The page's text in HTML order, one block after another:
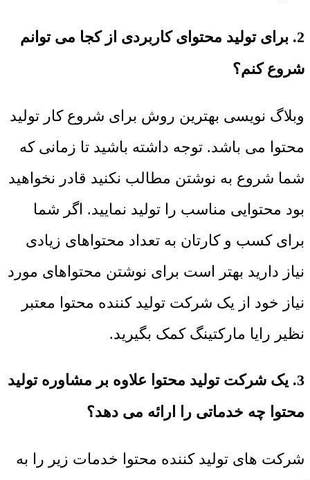
2. برای تولید محتوای کاربردی از کجا می توانم
شروع کنم؟
وبلاگ نویسی بهترین روش برای شروع کار تولید
محتوا می باشد. توجه داشته باشید تا زمانی که
شما شروع به نوشتن مطالب نکنید قادر نخواهید
بود محتوایی مناسب را تولید نمایید. اگر شما
برای کسب و کارتان به تعداد محتواهای زیادی
نیاز دارید بهتر است برای نوشتن محتواهای مورد
نیاز خود از یک شرکت تولید کننده محتوا معتبر
نظیر رایا مارکتینگ کمک بگیرید.
3. یک شرکت تولید محتوا علاوه بر مشاوره تولید
محتوا چه خدماتی را ارائه می دهد؟
شرکت های تولید کننده محتوا خدمات زیر را به